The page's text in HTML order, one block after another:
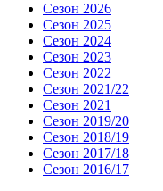
Сезон 2026
Сезон 2025
Сезон 2024
Сезон 2023
Сезон 2022
Сезон 2021/22
Сезон 2021
Сезон 2019/20
Сезон 2018/19
Сезон 2017/18
Сезон 2016/17